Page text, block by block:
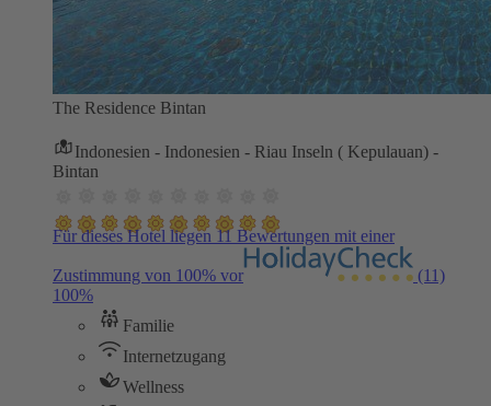
The Residence Bintan
Indonesien - Indonesien - Riau Inseln ( Kepulauan) -
Bintan
Für dieses Hotel liegen 11 Bewertungen mit einer
Zustimmung von 100% vor
(11)
100%
Familie
Internetzugang
Wellness